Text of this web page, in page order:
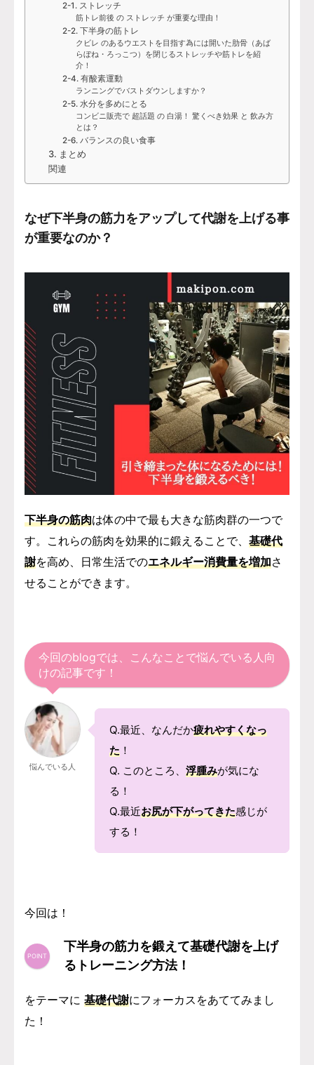
2-1. ストレッチ
筋トレ前後 の ストレッチ が重要な理由！
2-2. 下半身の筋トレ
クビレ のあるウエストを目指す為には開いた肋骨（あば
らぼね・ろっこつ）を閉じるストレッチや筋トレを紹
介！
2-4. 有酸素運動
ランニングでバストダウンしますか？
2-5. 水分を多めにとる
コンビニ販売で 超話題 の 白湯！ 驚くべき効果 と 飲み方
とは？
2-6. バランスの良い食事
3. まとめ
関連
なぜ下半身の筋力をアップして代謝を上げる事
が重要なのか？
下半身の筋肉は体の中で最も大きな筋肉群の一つで
す。これらの筋肉を効果的に鍛えることで、 基礎代
謝を高め、日常生活でのエネルギー消費量を増加さ
せることができます。
今回のblogでは、こんなことで悩んでいる人向
けの記事です！
悩んでいる人
Q.最近、なんだか疲れやすくなっ
た ！
Q. このところ、 浮腫みが気にな
る！
Q.最近お尻が下がってきた感じが
する！
今回は！
下半身の筋力を鍛えて基礎代謝を上げ
るトレーニング方法！
をテーマに 基礎代謝にフォーカスをあててみまし
た！